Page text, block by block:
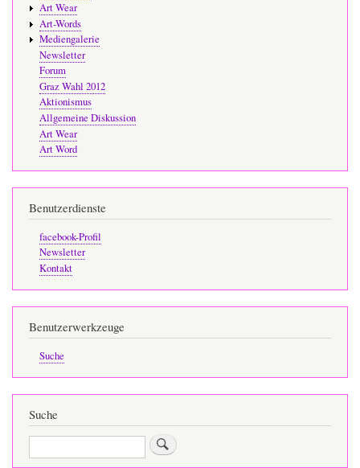
Art Wear
Art-Words
Mediengalerie
Newsletter
Forum
Graz Wahl 2012
Aktionismus
Allgemeine Diskussion
Art Wear
Art Word
Benutzerdienste
facebook-Profil
Newsletter
Kontakt
Benutzerwerkzeuge
Suche
Suche
Suche